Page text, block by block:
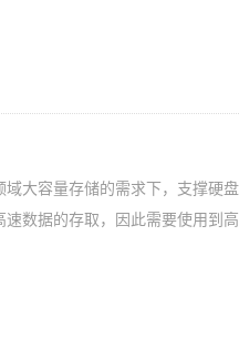
大容量存储的需求下，支撑硬
数据的存取，因此需要使用到